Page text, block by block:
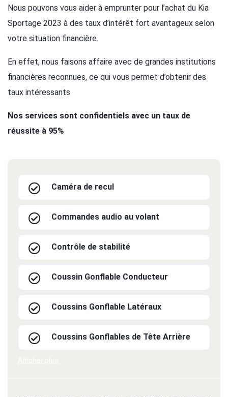
Nous pouvons vous aider à emprunter pour l’achat du Kia
Sportage 2023 à des taux d’intérêt fort avantageux selon
votre situation financière.
En effet, nous faisons affaire avec de grandes institutions
financières reconnues, ce qui vous permet d’obtenir des
taux intéressants
Nos services sont confidentiels avec un taux de
réussite à 95%
Caméra de recul
Commandes audio au volant
Contrôle de stabilité
Coussin Gonflable Conducteur
Coussins Gonflable Latéraux
Coussins Gonflables de Tête Arrière